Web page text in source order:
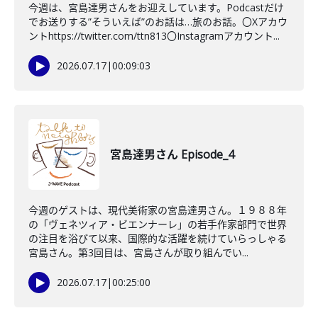
今週は、宮島達男さんをお迎えしています。Podcastだけ
でお送りする”そういえば”のお話は…旅のお話。〇Xアカウ
ントhttps://twitter.com/ttn813〇Instagramアカウント...
2026.07.17|00:09:03
宮島達男さん Episode_4
今週のゲストは、現代美術家の宮島達男さん。１９８８年
の「ヴェネツィア・ビエンナーレ」の若手作家部門で世界
の注目を浴びて以来、国際的な活躍を続けていらっしゃる
宮島さん。第3回目は、宮島さんが取り組んでい...
2026.07.17|00:25:00